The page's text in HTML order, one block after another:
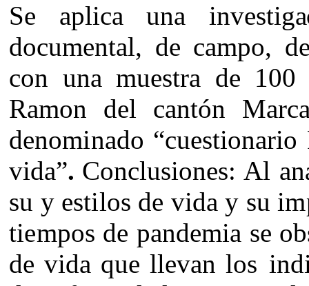
Se aplica una investiga
documental, de campo, d
con unamuestra de 100
Ramon del cantón Mar
denominado “cuestionario
vida”. Conclusiones: Al an
su y estilos de vida y su im
tiempos de pandemia se ob
de vida que llevanlos ind